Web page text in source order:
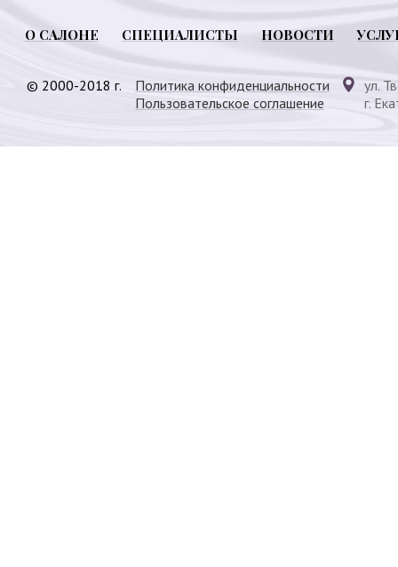
О САЛОНЕ СПЕЦИАЛИСТЫ НОВОСТИ
© 2000-2018 г.
Политика конфиденциальности
Пользовательское соглашение
ул.
г.